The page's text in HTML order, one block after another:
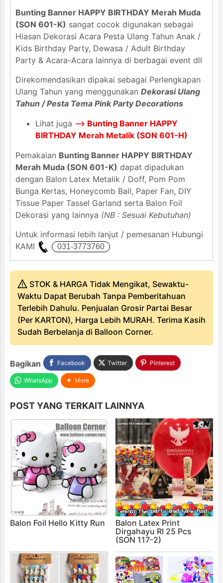
Bunting Banner HAPPY BIRTHDAY Merah Muda
(SON 601-K) sangat cocok digunakan sebagai
Hiasan Dekorasi Acara Pesta Ulang Tahun Anak /
Kids Birthday Party, Dewasa / Adult Birthday
Party & Acara-Acara lainnya di berbagai event dll
Direkomendasikan dipakai sebagai Perlengkapan
Ulang Tahun yang menggunakan Dekorasi Ulang
Tahun / Pesta Tema Pink Party Decorations
Lihat juga --> Bunting Banner HAPPY
BIRTHDAY Merah Metalik (SON 601-H)
Pemakaian Bunting Banner HAPPY BIRTHDAY
Merah Muda (SON 601-K) dapat dipadukan
dengan Balon Latex Metalik / Doff, Pom Pom
Bunga Kertas, Honeycomb Ball, Paper Fan, DIY
Tissue Paper Tassel Garland serta Balon Foil
Dekorasi yang lainnya (NB : Sesuai Kebutuhan)
Untuk informasi lebih lanjut / pemesanan Hubungi
KAMI
STOK & HARGA Tidak Mengikat, Sewaktu-
Waktu Dapat Berubah Tanpa Pemberitahuan
Terlebih Dahulu. Penjualan Grosir Partai Besar
(Per KARTON), Harga Lebih MURAH. Terima Kasih
Sudah Berbelanja di Balloon Corner.
Bagikan Facebook Twitter Pinterest
WhatsApp More
POST YANG TERKAIT LAINNYA
Balon Foil Hello Kitty Run
Balon Latex Print
Dirgahayu RI 25 Pcs
(SON 117-2)